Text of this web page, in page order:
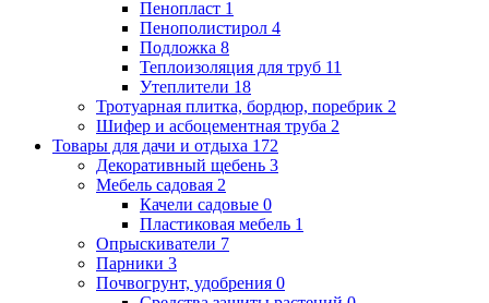
Пенопласт 1
Пенополистирол 4
Подложка 8
Теплоизоляция для труб 11
Утеплители 18
Тротуарная плитка, бордюр, поребрик 2
Шифер и асбоцементная труба 2
Товары для дачи и отдыха 172
Декоративный щебень 3
Мебель садовая 2
Качели садовые 0
Пластиковая мебель 1
Опрыскиватели 7
Парники 3
Почвогрунт, удобрения 0